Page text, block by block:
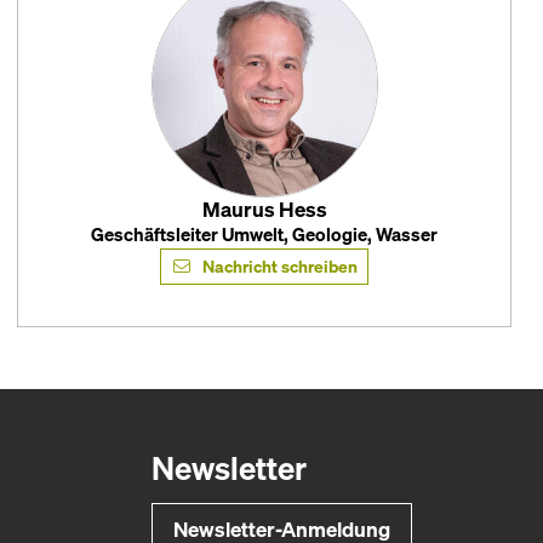
Maurus Hess
Geschäftsleiter Umwelt, Geologie, Wasser
Nachricht schreiben
Newsletter
Newsletter-Anmeldung